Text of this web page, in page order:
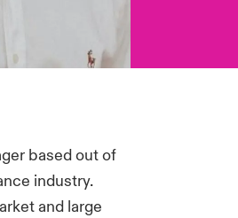
based out of
industry.
and large